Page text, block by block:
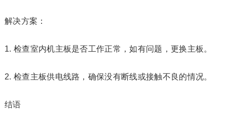
解决方案：
1. 检查室内机主板是否工作正常，如有问题，更换主板。
2. 检查主板供电线路，确保没有断线或接触不良的情况。
结语